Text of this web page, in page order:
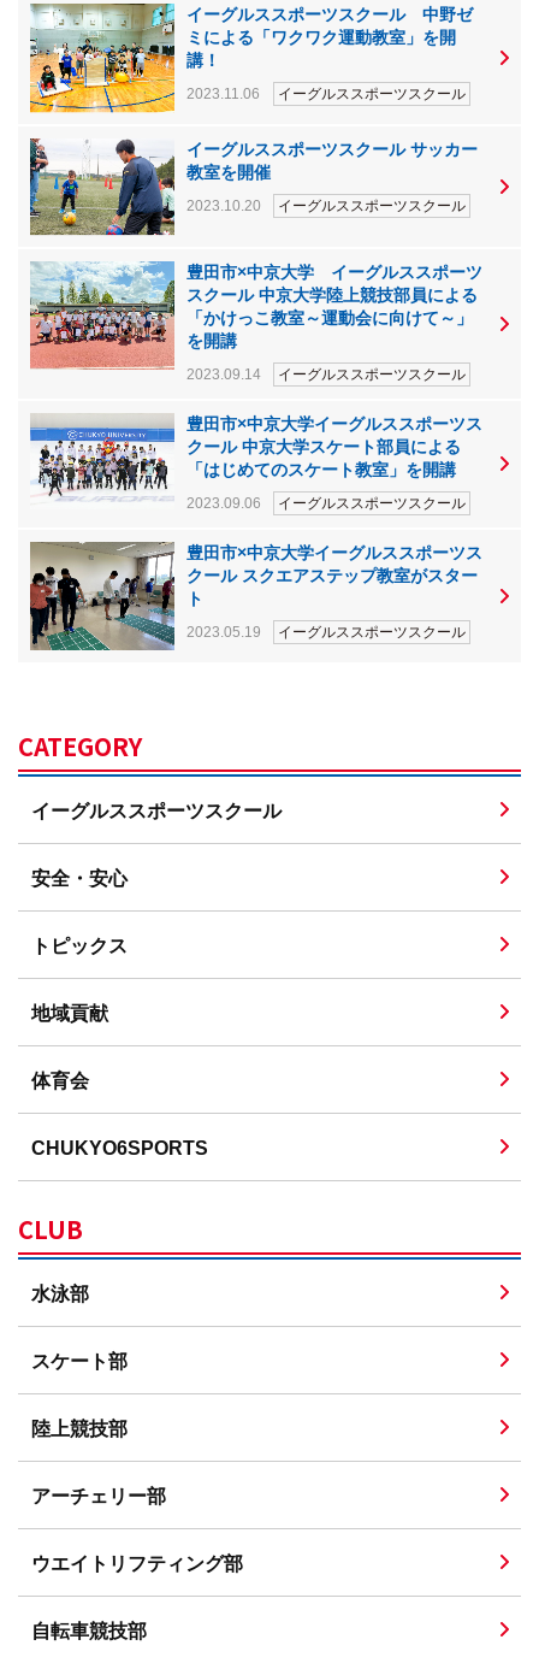
イーグルススポーツスクール 中野ゼ
ミによる「ワクワク運動教室」を開
講！
2023.11.06 イーグルススポーツスクール
イーグルススポーツスクール サッカー
教室を開催
2023.10.20 イーグルススポーツスクール
豊田市×中京大学 イーグルススポーツ
スクール 中京大学陸上競技部員による
「かけっこ教室～運動会に向けて～」
を開講
2023.09.14 イーグルススポーツスクール
豊田市×中京大学イーグルススポーツス
クール 中京大学スケート部員による
「はじめてのスケート教室」を開講
2023.09.06 イーグルススポーツスクール
豊田市×中京大学イーグルススポーツス
クール スクエアステップ教室がスター
ト
2023.05.19 イーグルススポーツスクール
CATEGORY
イーグルススポーツスクール
安全・安心
トピックス
地域貢献
体育会
CHUKYO6SPORTS
CLUB
水泳部
スケート部
陸上競技部
アーチェリー部
ウエイトリフティング部
自転車競技部